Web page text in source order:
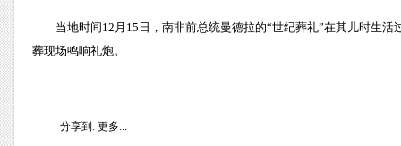
当地时间12月15日，南非前总统曼德拉的“世纪葬礼”在其儿时生
葬现场鸣响礼炮。
分享到: 更多...